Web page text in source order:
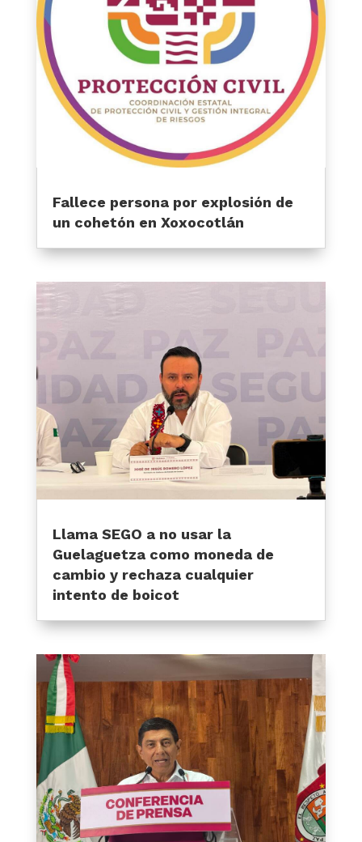
Fallece persona por explosión de
un cohetón en Xoxocotlán
Llama SEGO a no usar la
Guelaguetza como moneda de
cambio y rechaza cualquier
intento de boicot